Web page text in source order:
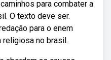
para combater a
O texto deve ser.
para o enem
religiosa no brasil.